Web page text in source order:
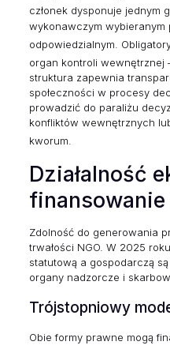
członek dysponuje jednym
wykonawczym wybieranym
odpowiedzialnym.
organ kontroli wewnętrznej
struktura zapewnia
społeczności w procesy
prowadzić do paraliżu
konfliktów wewnętrznych
kworum.
Działalność
finansowanie
Zdolność do generowania
trwałości NGO. W 2025
statutową a gospodarczą
organy nadzorcze i
Trójstopniowy
Obie formy prawne mogą